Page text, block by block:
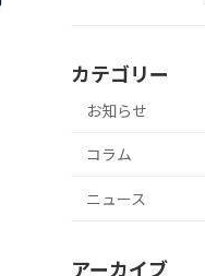
カテゴリー
お知らせ
コラム
ニュース
アーカイブ